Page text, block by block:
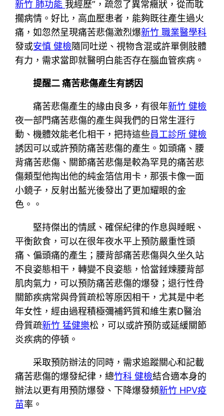
新竹 肺功能 我經歷”，疏忽了異常癥狀，從而耽
擱病情。好比，高血壓患者，能夠既往產生過火
痛，如忽然呈現痛苦悲傷激烈爆新竹 職業醫學科
發或安慎 健檢隨同吐逆、視物含混或許單側肢體
有力，需求當即就醫明白能否存在腦血管疾病。
提醒二 痛苦悲傷產生有誘因
痛苦悲傷產生的緣由良多，有很年新竹 健檢
夜一部門痛苦悲傷的產生與我們的日常生涯行
動、機體效能老化相干，把持這些員工診所 健檢
誘因可以或許預防痛苦悲傷的產生。如頭痛、腰
背痛苦悲傷、關節痛苦悲傷是較為罕見的痛苦悲
傷類型他掏出他的純金箔信用卡，那張卡像一面
小鏡子，反射出藍光後發出了更加耀眼的金
色。。
堅持傑出的情感、確保紀律的作息與睡眠、
平衡飲食，可以在很年夜水平上預防嚴重性頭
痛、偏頭痛的產生；腰背部痛苦悲傷與久坐久站
不良姿態相干，轉變不良姿態，恰當錘煉腰背部
肌肉氣力，可以預防痛苦悲傷的爆發；退行性骨
關節疾病常與骨質疏松等原因相干，尤其是中老
年女性，經由過程積極彌補鈣質和維生素D醫治
骨質疏新竹 猛健樂松，可以或許預防或延緩關節
炎疾病的停頓。
采取預防辦法的同時，需求追蹤關心和記載
痛苦悲傷的爆發紀律，總竹科 健檢結合適本身的
辦法以更有用預防爆發、下降爆發頻新竹 HPV疫
苗率。